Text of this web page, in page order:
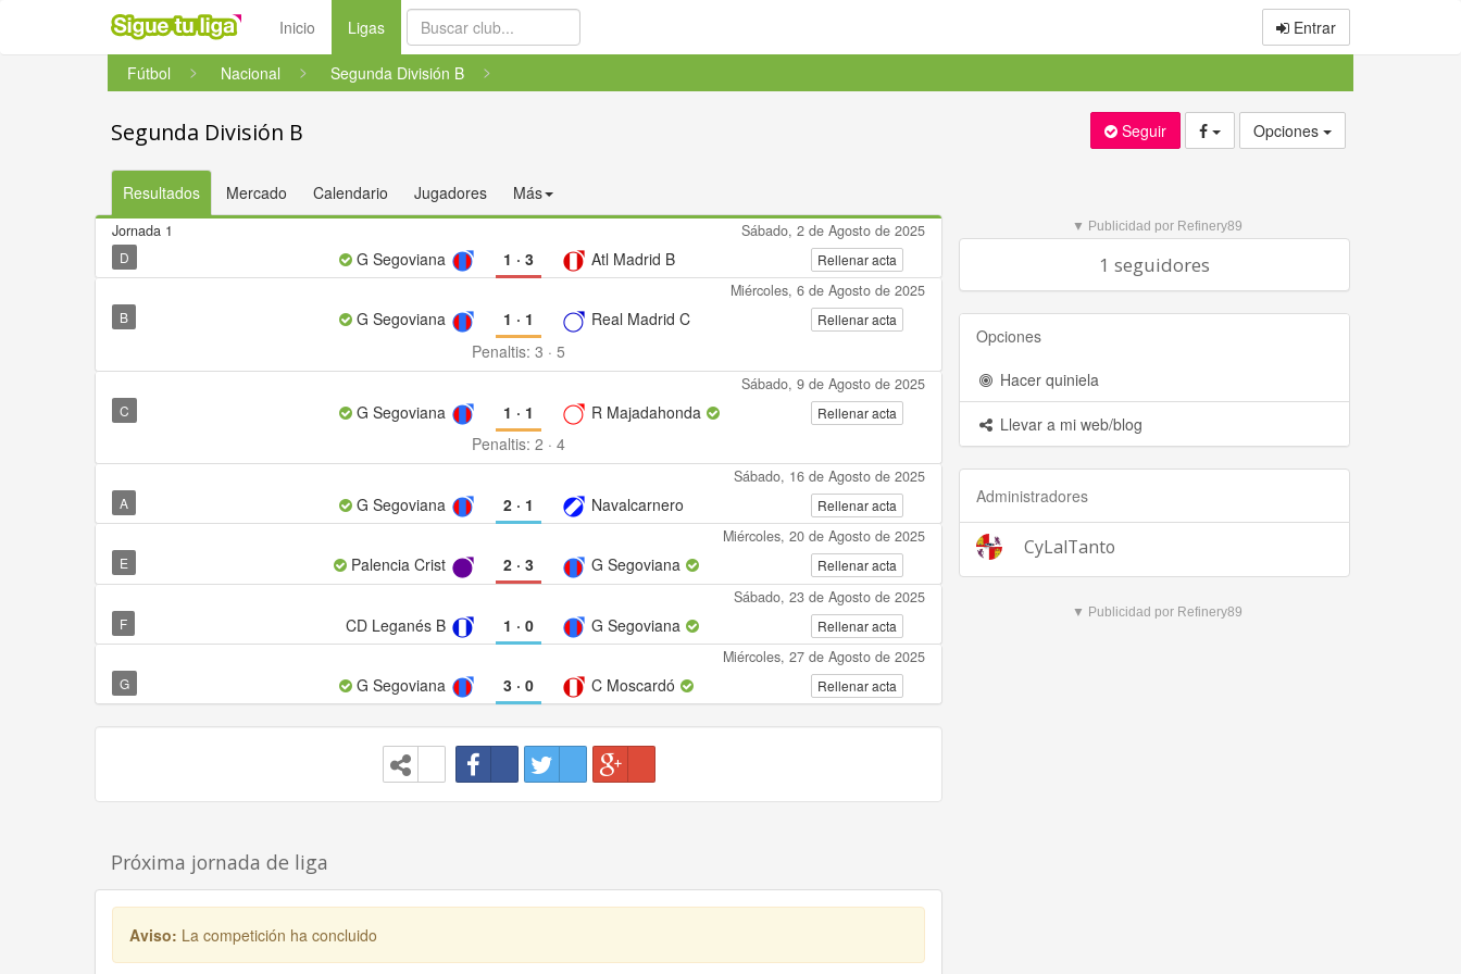
Inicio Ligas(current) Entrar
Fútbol Nacional Segunda División B
Segunda División B Seguir Opciones
Resultados Mercado Calendario Jugadores Más
Jornada 1 Sábado, 2 de Agosto de 2025
D G Segoviana 1 · 3 Atl Madrid B Rellenar acta
Miércoles, 6 de Agosto de 2025
B G Segoviana 1 · 1 Real Madrid C Rellenar acta
Penaltis: 3 · 5
Sábado, 9 de Agosto de 2025
C G Segoviana 1 · 1 R Majadahonda Rellenar acta
Penaltis: 2 · 4
Sábado, 16 de Agosto de 2025
A G Segoviana 2· 1 Navalcarnero Rellenar acta
Miércoles, 20 de Agosto de 2025
E Palencia Crist 2· 3 G Segoviana Rellenar acta
Sábado, 23 de Agosto de 2025
F CD Leganés B 1 · 0 G Segoviana Rellenar acta
Miércoles, 27 de Agosto de 2025
G G Segoviana 3· 0 C Moscardó Rellenar acta
Próxima jornada de liga
Aviso: La competición ha concluido
▼ Publicidad por Refinery89
1 seguidores
Opciones
Hacer quiniela
Llevar a mi web/blog
Administradores
CyLalTanto
▼ Publicidad por Refinery89